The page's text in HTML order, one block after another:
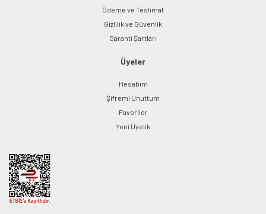
Ödeme ve Teslimat
Gizlilik ve Güvenlik
Garanti Şartları
Üyeler
Hesabım
Şifremi Unuttum
Favoriler
Yeni Üyelik